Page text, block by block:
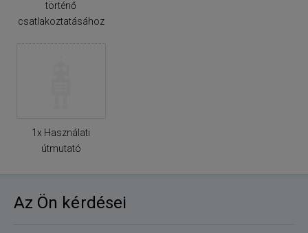
történő
csatlakoztatásához
1x Használati
útmutató
Az Ön kérdései